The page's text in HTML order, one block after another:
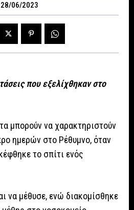
28/06/2023
που εξελίχθηκαν στο
μπορούν να χαρακτηριστούν
ημερών στο Ρέθυμνο, όταν
το σπίτι ενός
να μέθυσε, ενώ διακομίσθηκε